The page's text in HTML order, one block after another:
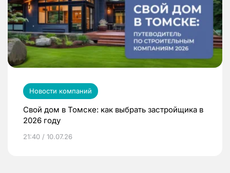
Новости компаний
Свой дом в Томске: как выбрать застройщика в
2026 году
21:40 / 10.07.26